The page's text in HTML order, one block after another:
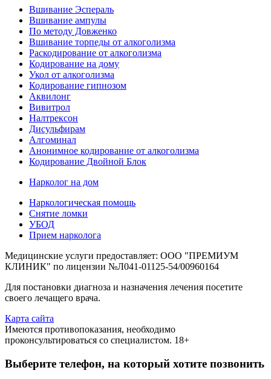
Вшивание Эспераль
Вшивание ампулы
По методу Довженко
Вшивание торпеды от алкоголизма
Раскодирование от алкоголизма
Кодирование на дому
Укол от алкоголизма
Кодирование гипнозом
Аквилонг
Вивитрол
Налтрексон
Дисульфирам
Алгоминал
Анонимное кодирование от алкоголизма
Кодирование Двойной Блок
Нарколог на дом
Наркологическая помощь
Снятие ломки
УБОД
Прием нарколога
Медицинские услуги предоставляет: ООО "ПРЕМИУМ
КЛИНИК" по лицензии №Л041-01125-54/00960164
Для постановки диагноза и назначения лечения посетите
своего лечащего врача.
Карта сайта
Имеются противопоказания, необходимо
проконсультироваться со специалистом. 18+
Выберите телефон, на который хотите позвонить